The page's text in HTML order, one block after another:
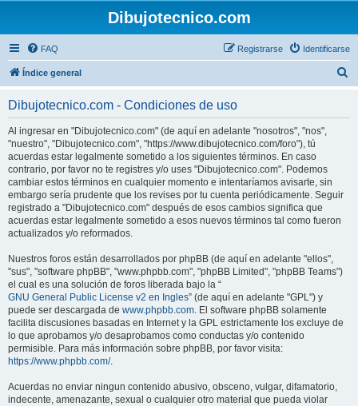
Dibujotecnico.com
FAQ Identificarse
Registrarse
Índice general
Dibujotecnico.com - Condiciones de uso
Al ingresar en "Dibujotecnico.com" (de aquí en adelante "nosotros", "nos",
"nuestro", "Dibujotecnico.com", "https://www.dibujotecnico.com/foro"), tú
acuerdas estar legalmente sometido a los siguientes términos. En caso
contrario, por favor no te registres y/o uses "Dibujotecnico.com". Podemos
cambiar estos términos en cualquier momento e intentaríamos avisarte, sin
embargo sería prudente que los revises por tu cuenta periódicamente. Seguir
registrado a "Dibujotecnico.com" después de esos cambios significa que
acuerdas estar legalmente sometido a esos nuevos términos tal como fueron
actualizados y/o reformados.
Nuestros foros están desarrollados por phpBB (de aquí en adelante "ellos",
"sus", "software phpBB", "www.phpbb.com", "phpBB Limited", "phpBB Teams")
el cual es una solución de foros liberada bajo la “
GNU General Public License v2 en Ingles” (de aquí en adelante "GPL") y
puede ser descargada de www.phpbb.com. El software phpBB solamente
facilita discusiones basadas en Internet y la GPL estrictamente los excluye de
lo que aprobamos y/o desaprobamos como conductas y/o contenido
permisible. Para más información sobre phpBB, por favor visita:
https://www.phpbb.com/.
Acuerdas no enviar ningun contenido abusivo, obsceno, vulgar, difamatorio,
indecente, amenazante, sexual o cualquier otro material que pueda violar